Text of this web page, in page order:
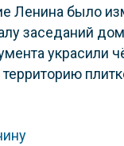
Ленина было
заседаний
украсили